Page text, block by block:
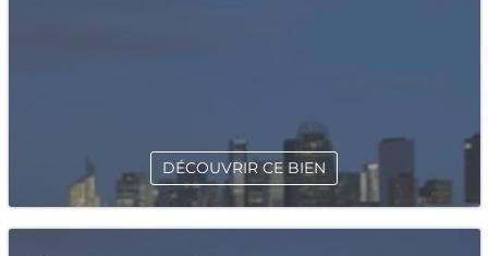
DÉCOUVRIR CE BIEN